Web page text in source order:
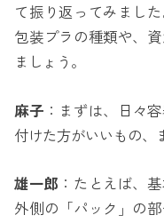
て振り返ってみまし
包装プラの種類や、
ましょう。
麻子 ：まずは、日々
付けた方がいいもの、
雄一郎 ：たとえば、
外側の「パック」の